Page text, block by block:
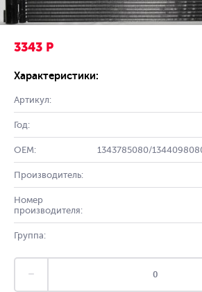
3343 Р
Характеристики:
Артикул:
Год:
OEM: 1343785080/
Производитель:
Номер
производителя:
Группа: